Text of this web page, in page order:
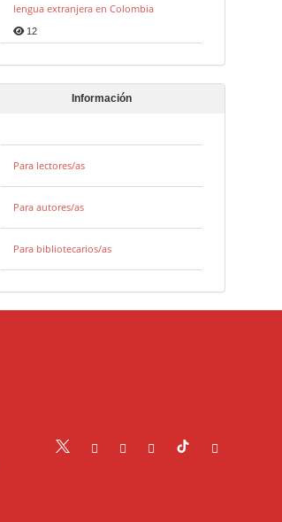
lengua extranjera en Colombia
12
Información
Para lectores/as
Para autores/as
Para bibliotecarios/as